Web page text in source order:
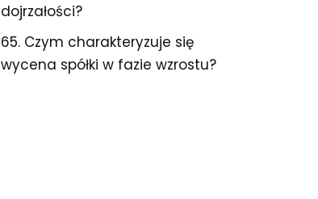
dojrzałości?
65. Czym charakteryzuje się
wycena spółki w fazie wzrostu?